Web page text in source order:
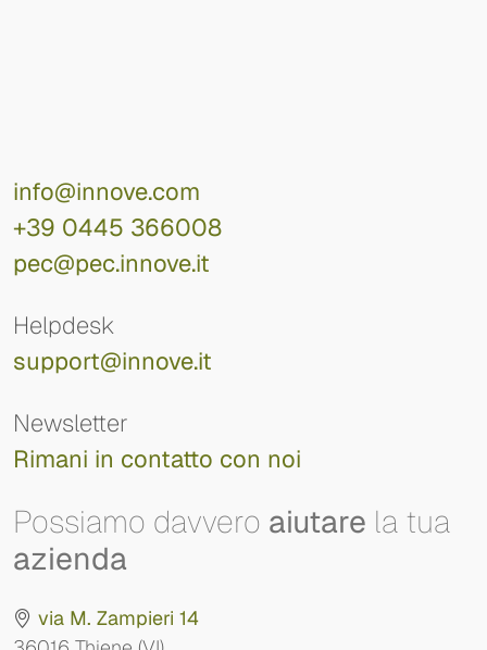
info@innove.com
+39 0445 366008
pec@pec.innove.it
Helpdesk
support@innove.it
Newsletter
Rimani in contatto con noi
Possiamo davvero aiutare la tua
azienda
via M. Zampieri 14